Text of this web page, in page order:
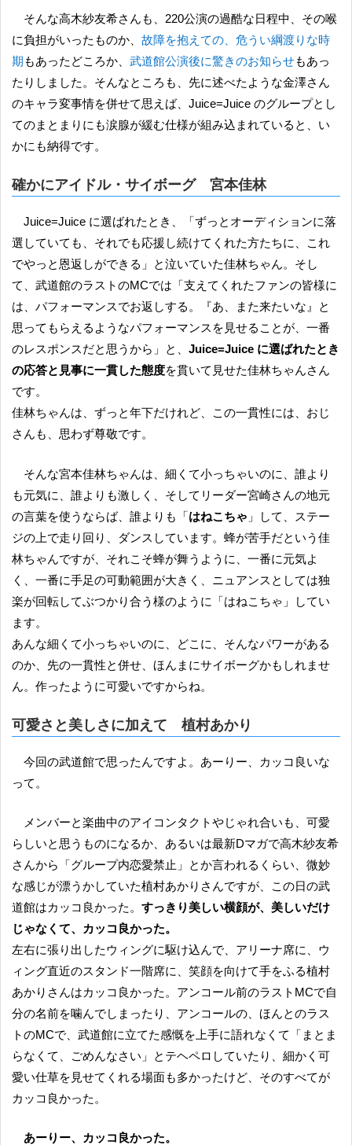
そんな高木紗友希さんも、220公演の過酷な日程中、その喉
に負担がいったものか、 故障を抱えての、危うい綱渡りな時
期もあったどころか、 武道館公演後に驚きのお知らせもあっ
たりしました。そんなところも、先に述べたような金澤さん
のキャラ変事情を併せて思えば、Juice=Juice のグループとし
てのまとまりにも涙腺が緩む仕様が組み込まれていると、い
かにも納得です。
確かにアイドル・サイボーグ 宮本佳林
Juice=Juice に選ばれたとき、「ずっとオーディションに落
選していても、それでも応援し続けてくれた方たちに、これ
でやっと恩返しができる」と泣いていた佳林ちゃん。そし
て、武道館のラストのMCでは「支えてくれたファンの皆様に
は、パフォーマンスでお返しする。『あ、また来たいな』と
思ってもらえるようなパフォーマンスを見せることが、一番
のレスポンスだと思うから」と、 Juice=Juice に選ばれたとき
の応答と見事に一貫した態度を貫いて見せた佳林ちゃんさん
です。
佳林ちゃんは、ずっと年下だけれど、この一貫性には、おじ
さんも、思わず尊敬です。
そんな宮本佳林ちゃんは、細くて小っちゃいのに、誰より
も元気に、誰よりも激しく、そしてリーダー宮崎さんの地元
の言葉を使うならば、誰よりも「はねこちゃ 」して、ステー
ジの上で走り回り、ダンスしています。蜂が苦手だという佳
林ちゃんですが、それこそ蜂が舞うように、一番に元気よ
く、一番に手足の可動範囲が大きく、ニュアンスとしては独
楽が回転してぶつかり合う様のように「はねこちゃ」してい
ます。
あんな細くて小っちゃいのに、どこに、そんなパワーがある
のか、先の一貫性と併せ、ほんまにサイボーグかもしれませ
ん。作ったように可愛いですからね。
可愛さと美しさに加えて 植村あかり
今回の武道館で思ったんですよ。あーりー、カッコ良いな
って。
メンバーと楽曲中のアイコンタクトやじゃれ合いも、可愛
らしいと思うものになるか、あるいは最新Dマガで高木紗友希
さんから「グループ内恋愛禁止」とか言われるくらい、微妙
な感じが漂うかしていた植村あかりさんですが、この日の武
道館はカッコ良かった。 すっきり美しい横顔が、美しいだけ
じゃなくて、カッコ良かった。
左右に張り出したウィングに駆け込んで、アリーナ席に、ウ
ィング直近のスタンド一階席に、笑顔を向けて手をふる植村
あかりさんはカッコ良かった。アンコール前のラストMCで自
分の名前を噛んでしまったり、アンコールの、ほんとのラス
トのMCで、武道館に立てた感慨を上手に語れなくて「まとま
らなくて、ごめんなさい」とテヘペロしていたり、細かく可
愛い仕草を見せてくれる場面も多かったけど、そのすべてが
カッコ良かった。
あーりー、カッコ良かった。